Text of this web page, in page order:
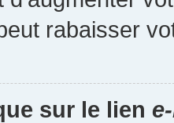
rabaisser
sur le lien